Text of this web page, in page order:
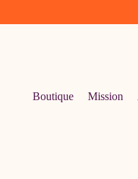
Boutique Mission